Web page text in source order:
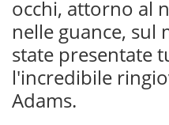
occhi, attorno al
nelle guance,
state presentate
l'incredibile
Adams.